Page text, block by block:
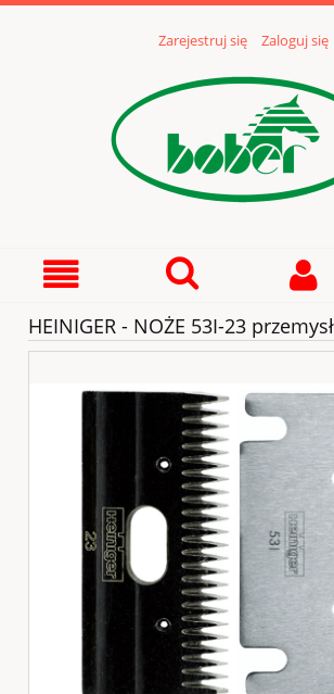
Zarejestruj się Zaloguj się
HEINIGER - NOŻE 53I-23